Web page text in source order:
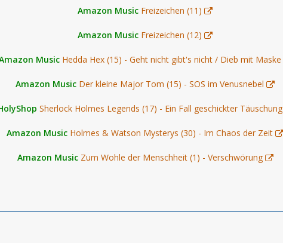
Amazon Music Freizeichen (11)
Amazon Music Freizeichen (12)
Music Hedda Hex (15) - Geht nicht gibt's nicht / Dieb mit Maske
Amazon Music Der kleine Major Tom (15) - SOS im Venusnebel
Sherlock Holmes Legends (17) - Ein Fall geschickter Täuschung
Amazon Music Holmes & Watson Mysterys (30) - Im Chaos der Zeit
Amazon Music Zum Wohle der Menschheit (1) - Verschwörung